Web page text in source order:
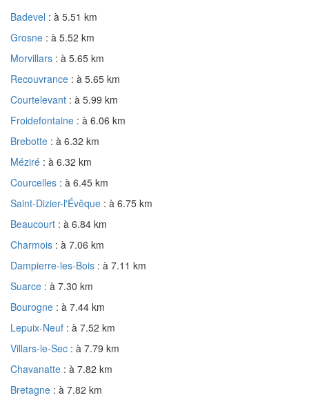
Badevel : à 5.51 km
Grosne : à 5.52 km
Morvillars : à 5.65 km
Recouvrance : à 5.65 km
Courtelevant : à 5.99 km
Froidefontaine : à 6.06 km
Brebotte : à 6.32 km
Méziré : à 6.32 km
Courcelles : à 6.45 km
Saint-Dizier-l'Évêque : à 6.75 km
Beaucourt : à 6.84 km
Charmois : à 7.06 km
Dampierre-les-Bois : à 7.11 km
Suarce : à 7.30 km
Bourogne : à 7.44 km
Lepuix-Neuf : à 7.52 km
Villars-le-Sec : à 7.79 km
Chavanatte : à 7.82 km
Bretagne : à 7.82 km